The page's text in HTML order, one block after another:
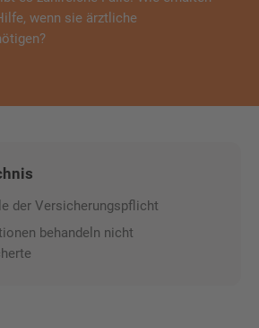
wenn sie ärztliche
der Versicherungspflicht
behandeln nicht